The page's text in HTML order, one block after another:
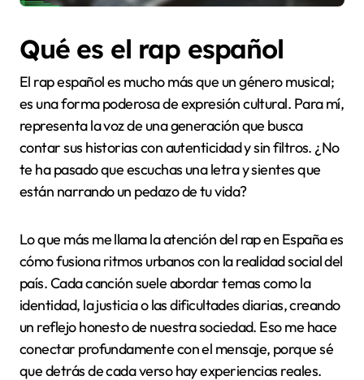
Qué es el rap español
El rap español es mucho más que un género musical;
es una forma poderosa de expresión cultural. Para mí,
representa la voz de una generación que busca
contar sus historias con autenticidad y sin filtros. ¿No
te ha pasado que escuchas una letra y sientes que
están narrando un pedazo de tu vida?
Lo que más me llama la atención del rap en España es
cómo fusiona ritmos urbanos con la realidad social del
país. Cada canción suele abordar temas como la
identidad, la justicia o las dificultades diarias, creando
un reflejo honesto de nuestra sociedad. Eso me hace
conectar profundamente con el mensaje, porque sé
que detrás de cada verso hay experiencias reales.